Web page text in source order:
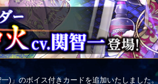
)」のボイス付きカードを追加いたしました。